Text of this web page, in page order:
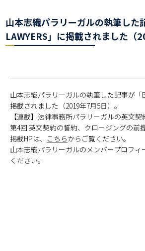
山本志織パラリーガルの執筆した
LAWYERS」に掲載されました（
山本志織パラリーガルの執筆した記事が「
掲載されました（2019年7月5日）。
【連載】法律事務所パラリーガルの英文契
第4回 英文契約の誓約、クロージングの前
掲載HPは、 こちらからご覧ください。
山本志織パラリーガルのメンバープロフィ
ください。